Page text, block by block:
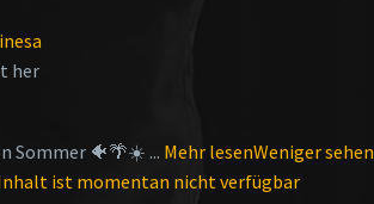
her
Sommer 🐠🌴☀️ ... Mehr lesenWeniger sehen
ist momentan nicht verfügbar